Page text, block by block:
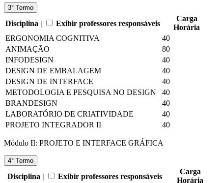
3° Termo
Disciplina | Exibir professores responsáveis
Carga
Horária
ERGONOMIA COGNITIVA
40
ANIMAÇÃO
80
INFODESIGN
40
DESIGN DE EMBALAGEM
40
DESIGN DE INTERFACE
40
METODOLOGIA E PESQUISA NO DESIGN
40
BRANDESIGN
40
LABORATÓRIO DE CRIATIVIDADE
40
PROJETO INTEGRADOR II
40
Módulo II: PROJETO E INTERFACE GRÁFICA
4° Termo
Disciplina | Exibir professores responsáveis
Carga
Horária